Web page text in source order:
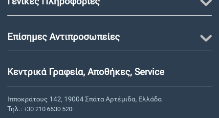
Επίσημες Αντιπροσωπείες
Κεντρικά Γραφεία, Αποθήκες, Service
Ιπποκράτους 142, 19004 Σπάτα Αρτέμιδα, Ελλάδα
Τηλ.: +30 210 6630 520